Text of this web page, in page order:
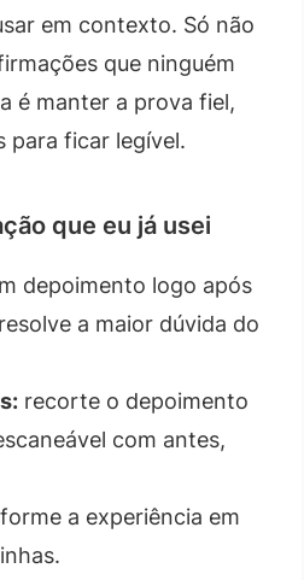
em contexto. Só não
que ninguém
é manter a prova fiel,
para ficar legível.
que eu já usei
depoimento logo após
a maior dúvida do
recorte o depoimento
com antes,
a experiência em